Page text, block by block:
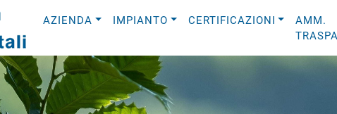
AZIENDA IMPIANTO CERTIFICAZIONI
AMM.